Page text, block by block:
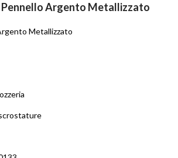
Argento Metallizzato
Metallizzato